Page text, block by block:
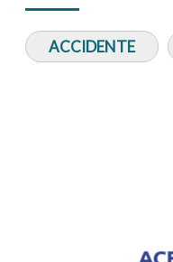
ACCIDENTE